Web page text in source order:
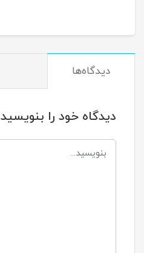
دیدگاه‌ها
دیدگاه خود را بنویسید